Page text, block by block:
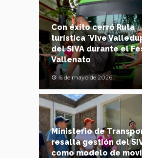
Con éxito cerró Ruta
turística ´Vive
del SIVA durante el
Vallenato
6 de mayo de 2026
Ministerio de
resalta gestión del
como modelo de